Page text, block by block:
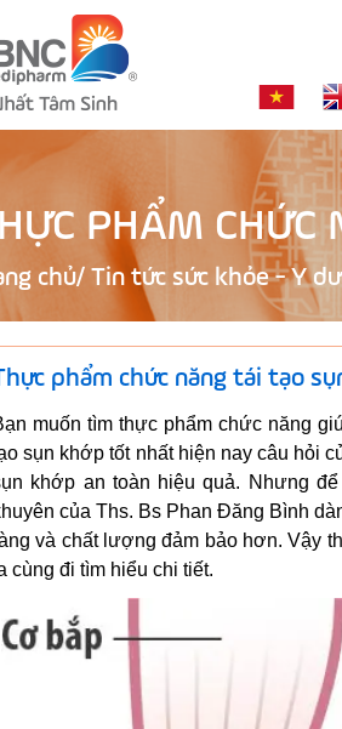
PHẨM CHỨC
chủ/ Tin tức sức khỏe - Y
phẩm chức năng tái tạo
muốn tìm thực phẩm chức năng
sụn khớp tốt nhất hiện nay câu hỏi
khớp an toàn hiệu quả. Nhưng
của Ths. Bs Phan Đăng Bình
và chất lượng đảm bảo hơn. Vậy
cùng đi tìm hiểu chi tiết.